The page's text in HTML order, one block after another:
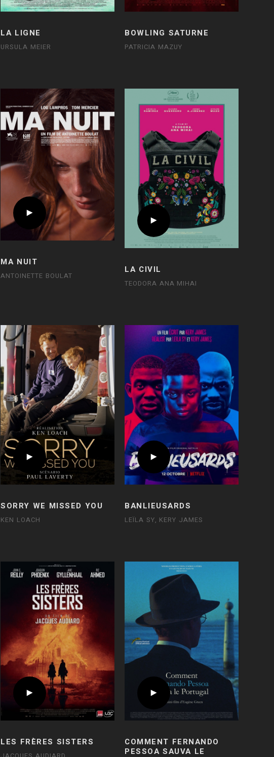
LA LIGNE
URSULA MEIER
BOWLING SATURNE
PATRICIA MAZUY
MA NUIT
ANTOINETTE BOULAT
LA CIVIL
TEODORA ANA MIHAI
SORRY WE MISSED YOU
KEN LOACH
BANLIEUSARDS
LEÏLA SY, KERY JAMES
LES FRÈRES SISTERS
COMMENT FERNANDO
PESSOA SAUVA LE